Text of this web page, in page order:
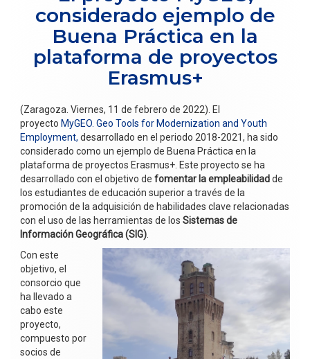
considerado ejemplo de
Buena Práctica en la
plataforma de proyectos
Erasmus+
(Zaragoza. Viernes, 11 de febrero de 2022). El
proyecto MyGEO. Geo Tools for Modernization and Youth
Employment, desarrollado en el periodo 2018-2021, ha sido
considerado como un ejemplo de Buena Práctica en la
plataforma de proyectos Erasmus+. Este proyecto se ha
desarrollado con el objetivo de fomentar la empleabilidadde
los estudiantes de educación superior a través de la
promoción de la adquisición de habilidades clave relacionadas
con el uso de las herramientas de los Sistemas de
Información Geográfica (SIG)
Con este
objetivo, el
consorcio que
ha llevado a
cabo este
proyecto,
compuesto por
socios de